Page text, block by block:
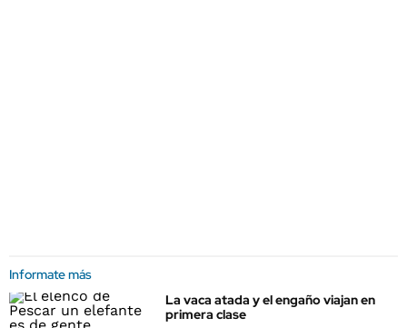
Informate más
La vaca atada y el engaño viajan en
primera clase